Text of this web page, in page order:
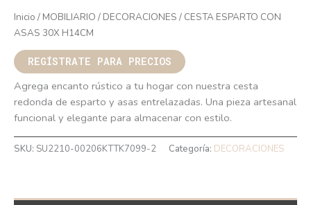
Inicio / MOBILIARIO / DECORACIONES / CESTA ESPARTO CON
ASAS 30X H14CM
REGÍSTRATE PARA PRECIOS
Agrega encanto rústico a tu hogar con nuestra cesta
redonda de esparto y asas entrelazadas. Una pieza artesanal
funcional y elegante para almacenar con estilo.
SKU: SU2210-00206KTTK7099-2 Categoría: DECORACIONES